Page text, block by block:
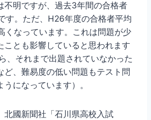
不明ですが、過去3年間の合格者
す。ただ、H26年度の合格者平均
くなっています。これは問題が少
ことも影響していると思われます
、それまで出題されていなかった
ど、難易度の低い問題もテスト問
になっています）。
北國新聞社「石川県高校入試